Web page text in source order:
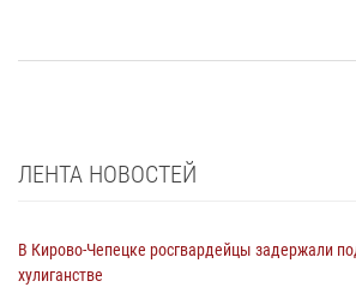
ЛЕНТА НОВОСТЕЙ
В Кирово-Чепецке росгвардейцы задержали
хулиганстве